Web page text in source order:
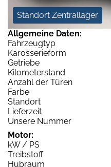
Standort Zentrallager
Allgemeine Daten:
Fahrzeugtyp
Karosserieform
Getriebe
Kilometerstand
Anzahl der Türen
Farbe
Standort
Lieferzeit
Unsere Nummer
Motor:
kW / PS
Treibstoff
Hubraum